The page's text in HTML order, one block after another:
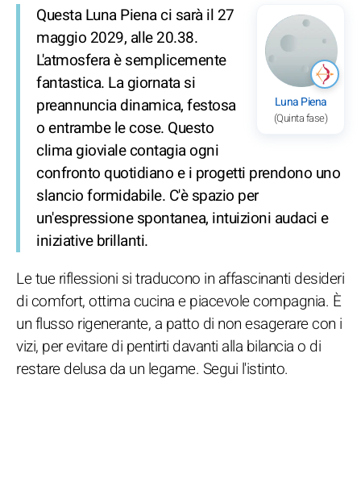
Luna Piena
(Quinta fase)
Questa Luna Piena ci sarà il 27
maggio 2029, alle 20.38.
L'atmosfera è semplicemente
fantastica. La giornata si
preannuncia dinamica, festosa
o entrambe le cose. Questo
clima gioviale contagia ogni
confronto quotidiano e i progetti prendono uno
slancio formidabile. C'è spazio per
un'espressione spontanea, intuizioni audaci e
iniziative brillanti.
Le tue riflessioni si traducono in affascinanti desideri
di comfort, ottima cucina e piacevole compagnia. È
un flusso rigenerante, a patto di non esagerare con i
vizi, per evitare di pentirti davanti alla bilancia o di
restare delusa da un legame. Segui l'istinto.